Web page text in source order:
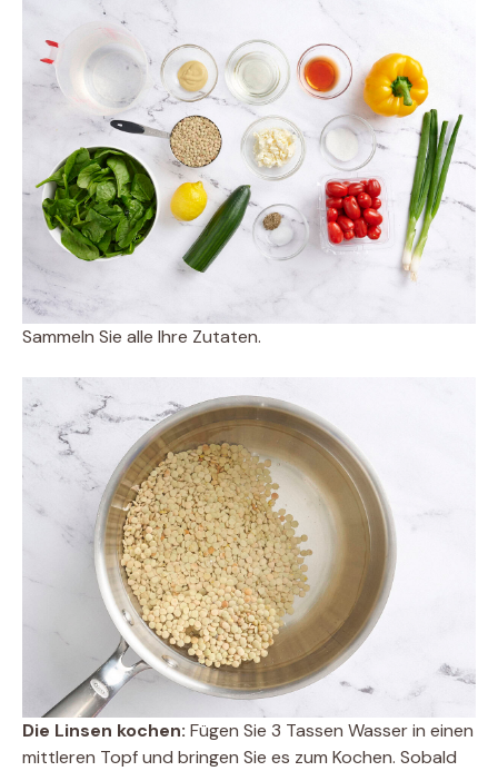
Sammeln Sie alle Ihre Zutaten.
Die Linsen kochen: Fügen Sie 3 Tassen Wasser in einen
mittleren Topf und bringen Sie es zum Kochen. Sobald